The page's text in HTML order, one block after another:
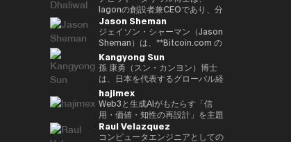
の投資を目標に掲げている。 こ
れまでの投資ポートフォリオに
は、Mysten Labs（Sui）、
Gunzilla、Peaq Network をはじ
め、300を超えるプロジェクトが
含まれており、変革的テクノロジ
ーを見抜く鋭い洞察力を示してい
る。 資金提供にとどまらず、
Budki は World Economic
Forum や Binance Blockchain
Week などの国際的なイベントで
登壇する世界的に評価の高いスピ
ーカーでもある。市場動向やブロ
野） • 各種国際・国内カンファレ
ンス、サミット、ワークショッ
プ、イベントに参加 • 研究論文、
書籍、雑誌、メディア番組におい
て著者として参画
FinTechの弁護士としてそれぞれ
ランク・イン。
常生活のあらゆる場面で「今」に
集中できる体験を提供します。
に携わる。 また、ブロックチェ
ーンおよびイノベーション分野の
国際カンファレンス
UN:Block（ラトビア）、WAIB
Summit Monaco（モナコ）、
VI3NNA Congress（オーストリ
ア）、World Venture
Forum（オーストリア） などで
アンバサダーを務め、世界各地の
スタートアップエコシステムをつ
なぐ活動を行っている。 2013
年、Harvard Business
ーバル企業の双方で経験を積んで
きました。Mycelの共同創業者と
して、次世代インターオペラビリ
ティ・インフラプロトコルのグロ
ーバルGTM、パートナーシッ
プ、投資家対応、オペレーション
をリードしました。Web3業界に
参入する以前は、LinkedInにて
Global Enterprise Sales
Directorを務め、日本の大手多国
籍企業との戦略的パートナーシッ
プ構築や、大規模SaaS導入プロ
ている。 法学を基盤とするキャ
リアを持つ Marc は、以前、主要
なオフショア法律事務所において
カウンセル（法律顧問）を務め、
同事務所のグローバル Web3 プ
ラクティスの中核的設計者として
活躍した。その分野における権威
として、主要な法律ディレクトリ
ーからも高く評価されている。こ
のような法曹としての確かな経歴
と、長年にわたる最前線でのアド
バイザリー経験により、Marc は
リコンバレーで長年の経験を持つ
ベテランである。 2005年に
Microsoft にてプロダクトマネー
ジャーとしてキャリアをスタート
し、その後 Trusted を創業。同
社は2018年に上場企業である
Care に買収された。その後、
Lightspeed に参画し、ベンチャ
ーパートナーとして Phantom、
Alchemy、Arbitrum、Mysten な
どのブロックチェーン関連企業に
関与した。 学歴としては、パデ
報経営イノベーション専門職大学
（iU）にて起業学 実務教授を務
めると同時に、
TEDxInnovationU のリードオー
ガナイザー兼ライセンシーとし
て、世代や分野を越えた知の共有
を推進しています。 三菱や富士
通などのグローバル企業へのコン
サルティング経験を通じ、企業イ
ノベーションやデジタルトランス
フォーメーション（DX）の実践
的知見を蓄積。中小企業から大企
Iagonの創設者兼CEOであり、分
散型クラウドサービス業界を牽引
しています。Mjøsa
Tannklinikk、Arbo Lab AS、
CanPol ASなど、複数の成功した
企業を創業・運営した経験を持つ
ダリワル博士は、実績あるシリア
ルアントレプレナーです。ポズナ
ン医科大学とマクマスター大学で
学び、歯学のDDS（博士号）お
よび医学の学士号を取得していま
す。
Jason Sheman
ジェイソン・シャーマン（Jason
Sheman）は、**Bitcoin.com の
最高執行責任者（COO）**とし
て、暗号資産業界を代表するコン
シューマープラットフォームのグ
ローバルオペレーション全般を統
括しています。8年以上にわたり
同社に在籍し、アジア、中東、ヨ
ーロッパ、米国を含む地域での事
業拡大を支え、Bitcoin.com の
Kangyong Sun
孫 康勇（スン・カンヨン）博士
は、日本を代表するグローバル経
営教育機関の一つである一橋大学
大学院 経営管理研究科 国際企業
戦略専攻（Hitotsubashi
University Business School,
ICS）の准教授である。 ミネソタ
hajimex
Web3と生成AIがもたらす「信
用・価値・知性の再設計」を主題
に、テクノロジーと社会構造の交
点を探究するストラテジスト／ブ
Raul Velazquez
コンピュータエンジニアとしての